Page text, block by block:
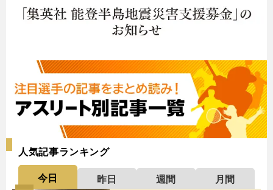
人気記事ランキング
今日 昨日 週間
月間